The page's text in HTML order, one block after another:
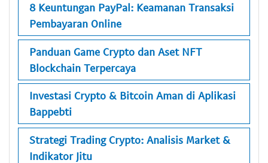
8 Keuntungan PayPal: Keamanan Transaksi
Pembayaran Online
Panduan Game Crypto dan Aset NFT
Blockchain Terpercaya
Investasi Crypto & Bitcoin Aman di Aplikasi
Bappebti
Strategi Trading Crypto: Analisis Market &
Indikator Jitu